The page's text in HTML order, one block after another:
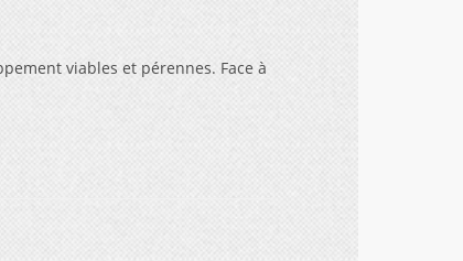
viables et pérennes. Face à